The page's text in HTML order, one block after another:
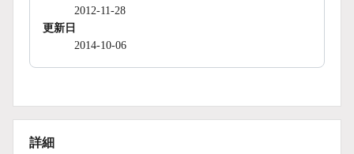
2012-11-28
更新日
2014-10-06
詳細